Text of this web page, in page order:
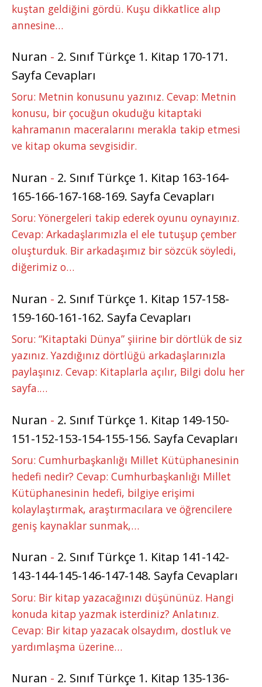
kuştan geldiğini gördü. Kuşu dikkatlice alıp
annesine…
Nuran - 2. Sınıf Türkçe 1. Kitap 170-171.
Sayfa Cevapları
Soru: Metnin konusunu yazınız. Cevap: Metnin
konusu, bir çocuğun okuduğu kitaptaki
kahramanın maceralarını merakla takip etmesi
ve kitap okuma sevgisidir.
Nuran - 2. Sınıf Türkçe 1. Kitap 163-164-
165-166-167-168-169. Sayfa Cevapları
Soru: Yönergeleri takip ederek oyunu oynayınız.
Cevap: Arkadaşlarımızla el ele tutuşup çember
oluşturduk. Bir arkadaşımız bir sözcük söyledi,
diğerimiz o…
Nuran - 2. Sınıf Türkçe 1. Kitap 157-158-
159-160-161-162. Sayfa Cevapları
Soru: “Kitaptaki Dünya” şiirine bir dörtlük de siz
yazınız. Yazdığınız dörtlüğü arkadaşlarınızla
paylaşınız. Cevap: Kitaplarla açılır, Bilgi dolu her
sayfa.…
Nuran - 2. Sınıf Türkçe 1. Kitap 149-150-
151-152-153-154-155-156. Sayfa Cevapları
Soru: Cumhurbaşkanlığı Millet Kütüphanesinin
hedefi nedir? Cevap: Cumhurbaşkanlığı Millet
Kütüphanesinin hedefi, bilgiye erişimi
kolaylaştırmak, araştırmacılara ve öğrencilere
geniş kaynaklar sunmak,…
Nuran - 2. Sınıf Türkçe 1. Kitap 141-142-
143-144-145-146-147-148. Sayfa Cevapları
Soru: Bir kitap yazacağınızı düşününüz. Hangi
konuda kitap yazmak isterdiniz? Anlatınız.
Cevap: Bir kitap yazacak olsaydım, dostluk ve
yardımlaşma üzerine…
Nuran - 2. Sınıf Türkçe 1. Kitap 135-136-